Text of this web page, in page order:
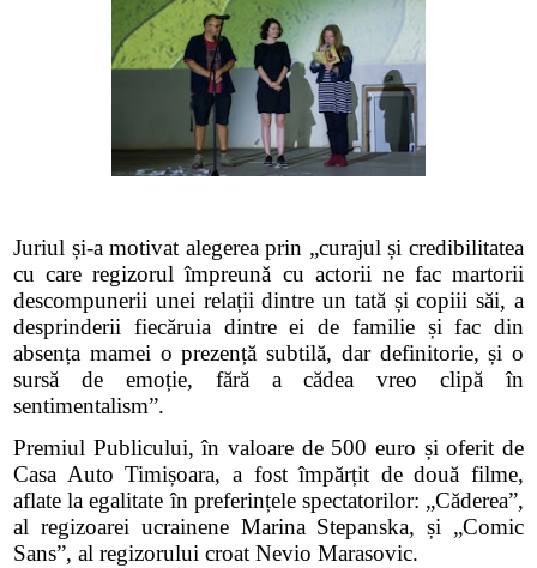
Juriul și-a motivat alegerea prin „curajul și credibilitatea
cu care regizorul împreună cu actorii ne fac martorii
descompunerii unei relații dintre un tată și copiii săi, a
desprinderii fiecăruia dintre ei de familie și fac din
absența mamei o prezență subtilă, dar definitorie, și o
sursă de emoție, fără a cădea vreo clipă în
sentimentalism”.
Premiul Publicului, în valoare de 500 euro și oferit de
Casa Auto Timișoara, a fost împărțit de două filme,
aflate la egalitate în preferințele spectatorilor: „Căderea”,
al regizoarei ucrainene Marina Stepanska, și „Comic
Sans”, al regizorului croat Nevio Marasovic.